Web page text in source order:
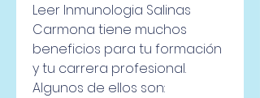
Leer Inmunologia Salinas
Carmona tiene muchos
beneficios para tu formación
y tu carrera profesional.
Algunos de ellos son: